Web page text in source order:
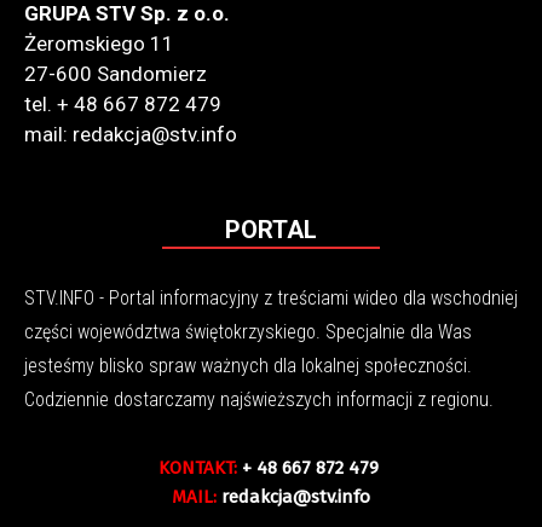
GRUPA STV Sp. z o.o.
Żeromskiego 11
27-600 Sandomierz
tel. + 48 667 872 479
mail: redakcja@stv.info
PORTAL
STV.INFO - Portal informacyjny z treściami wideo dla wschodniej
części województwa świętokrzyskiego. Specjalnie dla Was
jesteśmy blisko spraw ważnych dla lokalnej społeczności.
Codziennie dostarczamy najświeższych informacji z regionu.
KONTAKT: + 48 667 872 479
MAIL: redakcja@stv.info